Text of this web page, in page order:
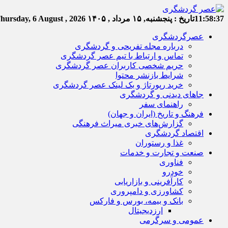
11:58:38تاریخ : پنجشنبه, ۱۵ مرداد , ۱۴۰۵ 6 August , 2026
عصرگردشگری
درباره مجله تفریحی و گردشگری
تماس و ارتباط با تیم عصر گردشگری
حریم شخصی کاربران عصر گردشگری
شرایط بازنشر محتوا
خرید رپورتاژ و بک لینک عصر گردشگری
جاهای دیدنی و گردشگری
راهنمای سفر
فرهنگ و تاریخ (ایران و جهان)
گزارش‌های خبری میراث فرهنگی
اقتصاد گردشگری
غذا و رستوران
صنعت و تجارت و خدمات
فناوری
خودرو
کارآفرینی و بازاریابی
کشاورزی و دامپروری
بانک و بیمه، بورس و فارکس
ارزدیجیتال
عمومی و سرگرمی